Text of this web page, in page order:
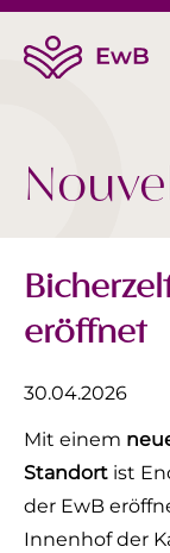
eröffnet
30.04.2026
Mit einem
Standort ist
der EwB
Innenhof der